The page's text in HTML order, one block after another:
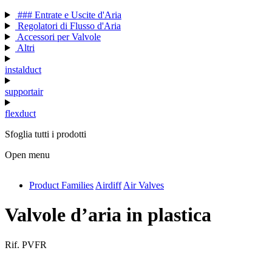
### Entrate e Uscite d'Aria
Regolatori di Flusso d'Aria
Accessori per Valvole
Altri
instalduct
supportair
flexduct
Sfoglia tutti i prodotti
Open menu
antivib
isolfix
Product Families Airdiff Air Valves
Valvole d’aria in plastica
Rif. PVFR